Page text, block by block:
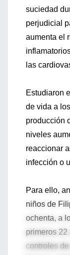
suciedad
perjudicial
aumenta el
las
Estudiaron
de vida a
producción
niveles
reaccionar
infección o
Para ello,
niños de
ochenta, a
primeros
controles